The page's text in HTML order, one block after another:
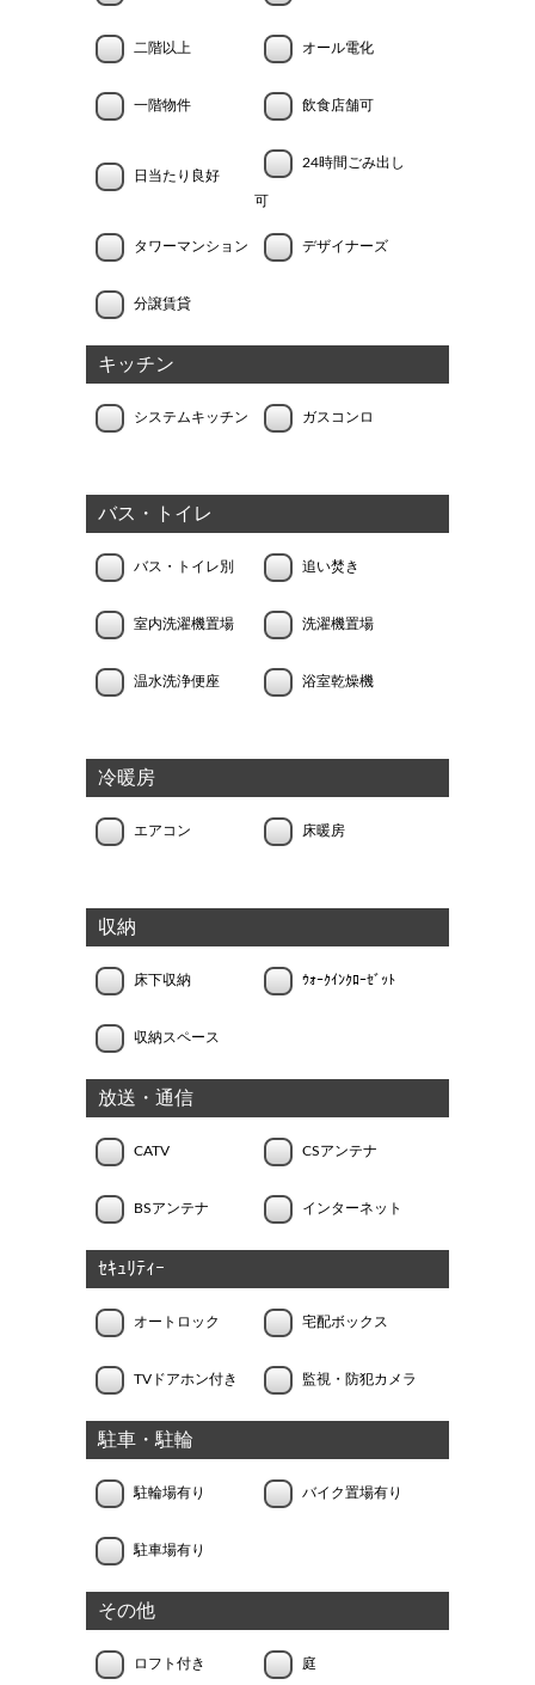
二階以上 オール電化
一階物件 飲食店舗可
日当たり良好
24時間ごみ出し
可
タワーマンション デザイナーズ
分譲賃貸
キッチン
システムキッチン ガスコンロ
バス・トイレ
バス・トイレ別 追い焚き
室内洗濯機置場 洗濯機置場
温水洗浄便座 浴室乾燥機
冷暖房
エアコン 床暖房
収納
床下収納 ｳｫｰｸｲﾝｸﾛｰｾﾞｯﾄ
収納スペース
放送・通信
CATV CSアンテナ
BSアンテナ インターネット
ｾｷｭﾘﾃｨｰ
オートロック 宅配ボックス
TVドアホン付き 監視・防犯カメラ
駐車・駐輪
駐輪場有り バイク置場有り
駐車場有り
その他
ロフト付き 庭